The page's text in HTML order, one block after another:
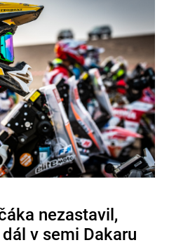
nezastavil,
v semi Dakaru